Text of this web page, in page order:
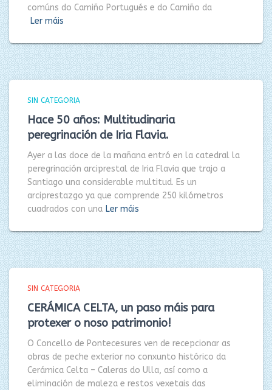
comúns do Camiño Portugués e do Camiño da
Ler máis
SIN CATEGORIA
Hace 50 años: Multitudinaria
peregrinación de Iria Flavia.
Ayer a las doce de la mañana entró en la catedral la
peregrinación arciprestal de Iria Flavia que trajo a
Santiago una considerable multitud. Es un
arciprestazgo ya que comprende 250 kilómetros
cuadrados con una Ler máis
SIN CATEGORIA
CERÁMICA CELTA, un paso máis para
protexer o noso patrimonio!
O Concello de Pontecesures ven de recepcionar as
obras de peche exterior no conxunto histórico da
Cerámica Celta – Caleras do Ulla, así como a
eliminación de maleza e restos vexetais das